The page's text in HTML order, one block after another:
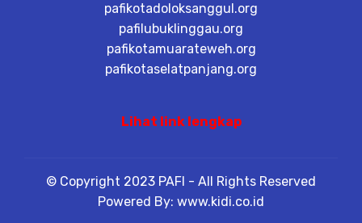
pafikotadoloksanggul.org
pafilubuklinggau.org
pafikotamuarateweh.org
pafikotaselatpanjang.org
Lihat link lengkap
© Copyright 2023 PAFI - All Rights Reserved
Powered By: www.kidi.co.id